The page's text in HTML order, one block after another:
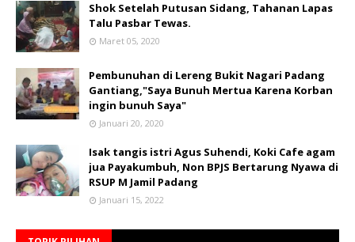
Shok Setelah Putusan Sidang, Tahanan Lapas
Talu Pasbar Tewas.
Maret 05, 2020
Pembunuhan di Lereng Bukit Nagari Padang
Gantiang,"Saya Bunuh Mertua Karena Korban
ingin bunuh Saya"
Januari 20, 2020
Isak tangis istri Agus Suhendi, Koki Cafe agam
jua Payakumbuh, Non BPJS Bertarung Nyawa di
RSUP M Jamil Padang
Januari 15, 2022